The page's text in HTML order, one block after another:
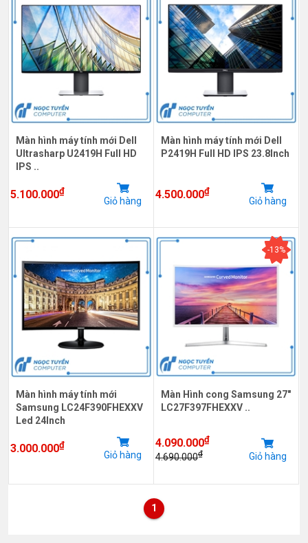
Màn hình máy tính mới Dell
Ultrasharp U2419H Full HD
IPS ..
5.100.000₫
Giỏ hàng
Màn hình máy tính mới Dell
P2419H Full HD IPS 23.8Inch
4.500.000₫
Giỏ hàng
Màn hình máy tính mới
Samsung LC24F390FHEXXV
Led 24Inch
3.000.000₫
Giỏ hàng
-13%
Màn Hình cong Samsung 27"
LC27F397FHEXXV ..
4.090.000₫
4.690.000₫ Giỏ hàng
1